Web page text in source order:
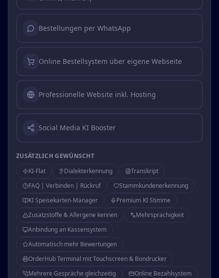
Bestellungen per WhatsApp
Online Bestellsystem über eigene Webseite
Professionelle Website inkl. Hosting
Social Media KI Booster
ZUSÄTZLICH GEWÜNSCHT
KI-Flat
Dialekterkennung
Transkript
FAQ | Verbinden | Rückruf
Stammkundenerkennung
KI Speisekarten-Manager
Premium KI Stimme
Zusatzstoffe & Allergene kennen
Mehrsprachigkeit
Anbindung an Kassensystem
Automatisch mehr Bewertungen
OrderHub Terminal mit Touchscreen & Bondrucker
Mehrere Gespräche gleichzeitig
Online Bezahlsystem